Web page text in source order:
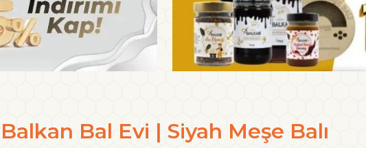
Balkan Bal Evi | Siyah Meşe Balı